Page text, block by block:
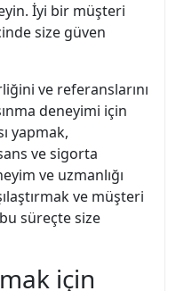
İyi bir müşteri
size güven
ve referanslarını
deneyimi için
yapmak,
ve sigorta
ve uzmanlığı
ve müşteri
süreçte size
için